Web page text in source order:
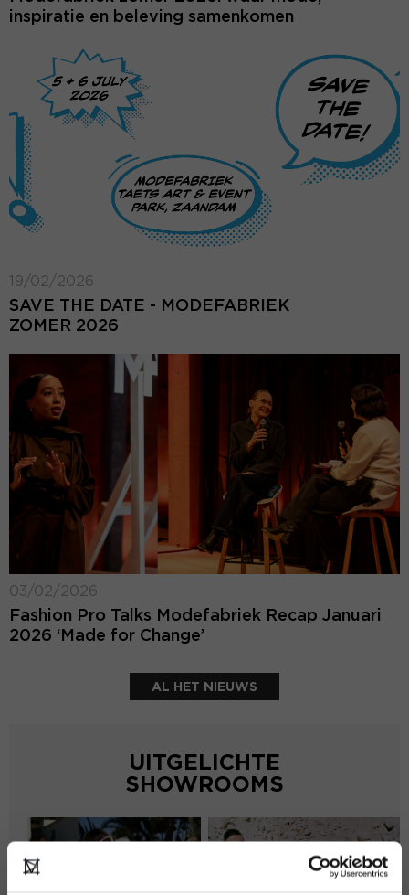
inspiratie en beleving samenkomen
19/02/2026
SAVE THE DATE - MODEFABRIEK
ZOMER 2026
03/02/2026
Fashion Pro Talks Modefabriek Recap Januari
2026 ‘Made for Change’
AL HET NIEUWS
UITGELICHTE
SHOWROOMS